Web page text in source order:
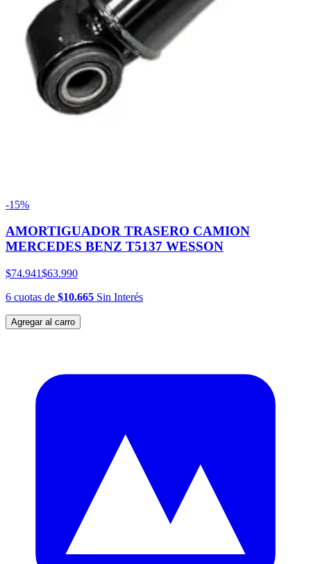
-15%
AMORTIGUADOR TRASERO CAMION
MERCEDES BENZ T5137 WESSON
$74.941$63.990
6 cuotas de $10.665 Sin Interés
Agregar al carro